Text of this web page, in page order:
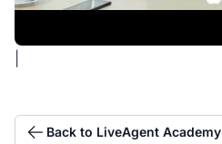
Back to LiveAgent Academy